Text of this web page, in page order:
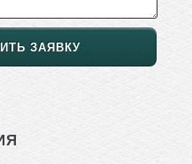
ЗАЯВКУ